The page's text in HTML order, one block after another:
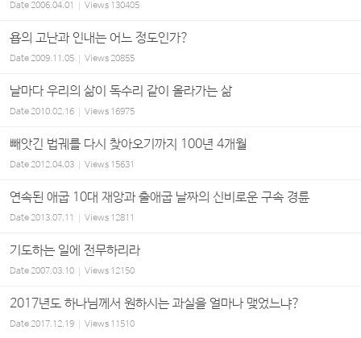
Date2006.04.01 Views 130405
욥의 고난과 인내는 어느 정도인가?
Date2009.11.05 Views20855
날마다 우리의 삶이 독수리 같이 올라가는 삶
Date2010.02.16 Views 16975
빼앗긴 법궤를 다시 찾아오기까지 100년 4개월
Date2012.04.03 Views 15631
연속된 애굽 10대 재앙과 출애굽 날짜의 신비로운 구속 경륜
Date2013.07.11 Views 12811
기도하는 일에 전무하리라
Date2007.03.10 Views 12150
2017년도 하나님께서 원하시는 과실을 얼마나 맺었느냐?
Date2017.12.19 Views 11510